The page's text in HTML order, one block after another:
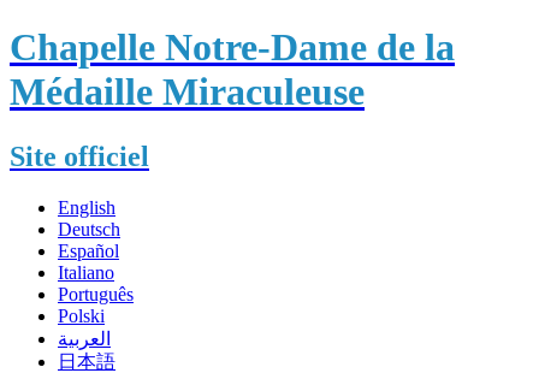
Chapelle Notre-Dame de la
Médaille Miraculeuse
Site officiel
English
Deutsch
Español
Italiano
Português
Polski
العربية
日本語